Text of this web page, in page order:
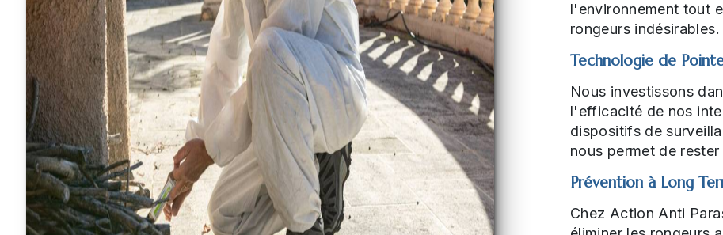
l'environnement tout
rongeurs indésirables.
Technologie de
Nous investissons
l'efficacité de nos
dispositifs de
nous permet de
Prévention à Long
Chez Action Anti